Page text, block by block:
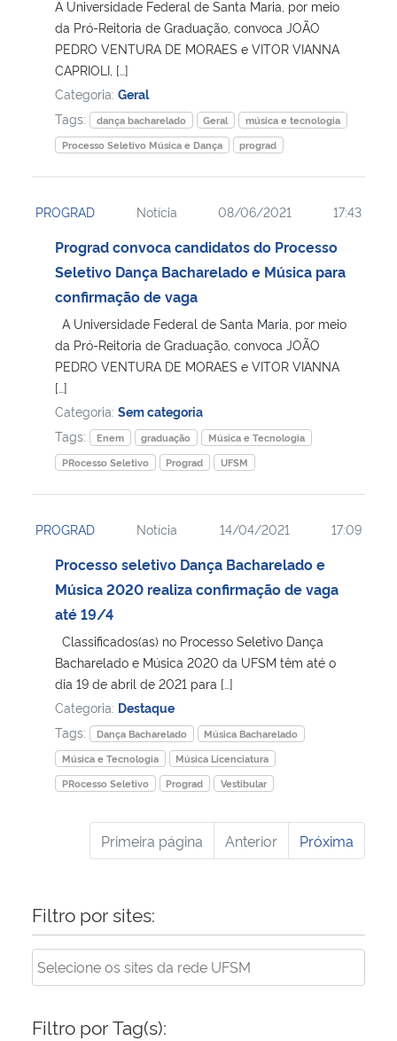
A Universidade Federal de Santa Maria, por meio
da Pró-Reitoria de Graduação, convoca JOÃO
PEDRO VENTURA DE MORAES e VITOR VIANNA
CAPRIOLI, […]
Categoria: Geral
Tags:
dança bacharelado Geral
música e tecnologia
Processo Seletivo Música e Dança
prograd
PROGRAD Notícia 08/06/2021 17:43
Prograd convoca candidatos do Processo
Seletivo Dança Bacharelado e Música para
confirmação de vaga
A Universidade Federal de Santa Maria, por meio
da Pró-Reitoria de Graduação, convoca JOÃO
PEDRO VENTURA DE MORAES e VITOR VIANNA
[…]
Categoria: Sem categoria
Tags:
Enem graduação
Música e Tecnologia
PRocesso Seletivo
Prograd UFSM
PROGRAD Notícia 14/04/2021 17:09
Processo seletivo Dança Bacharelado e
Música 2020 realiza confirmação de vaga
até 19/4
Classificados(as) no Processo Seletivo Dança
Bacharelado e Música 2020 da UFSM têm até o
dia 19 de abril de 2021 para […]
Categoria: Destaque
Tags:
Dança Bacharelado
Música Bacharelado
Música e Tecnologia
Música Licenciatura
PRocesso Seletivo
Prograd Vestibular
Primeira página Anterior Próxima
Filtro por sites:
Filtro por Tag(s):